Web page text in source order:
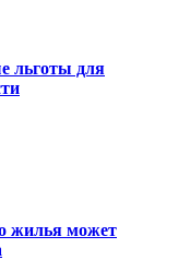
льготы для
жилья может